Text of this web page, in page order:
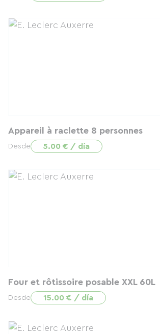
Appareil à raclette 8 personnes
Desde 5.00 € / día
Four et rôtissoire posable XXL 60L
Desde 15.00 € / día